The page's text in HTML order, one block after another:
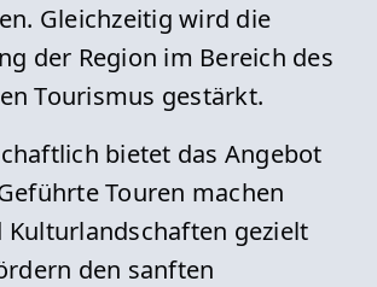
Gleichzeitig wird die
der Region im Bereich des
Tourismus gestärkt.
bietet das Angebot
Touren machen
Kulturlandschaften gezielt
den sanften